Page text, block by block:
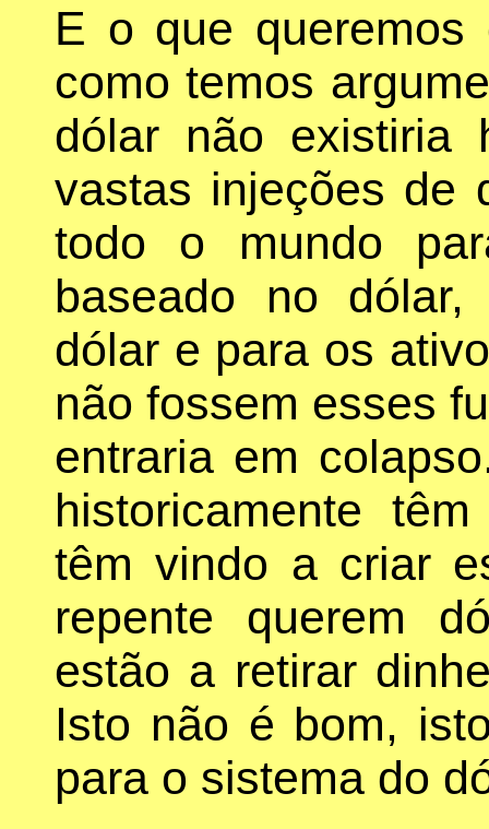
E o que
como temos
dólar não existiria
vastas injeções de
todo o mundo
baseado no
dólar e para os
não fossem esses
entraria em
historicamente
têm vindo a criar
repente querem
estão a retirar
Isto não é bom,
para o sistema do